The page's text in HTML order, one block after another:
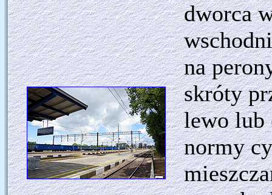
dworca
na
skróty
lewo lub
normy